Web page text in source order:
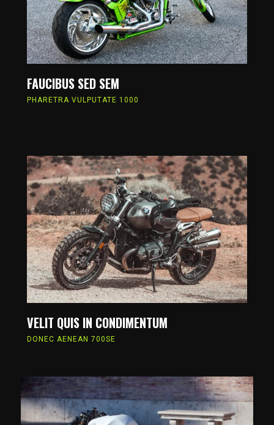
FAUCIBUS SED SEM
PHARETRA VULPUTATE 1000
VELIT QUIS IN CONDIMENTUM
DONEC AENEAN 700SE